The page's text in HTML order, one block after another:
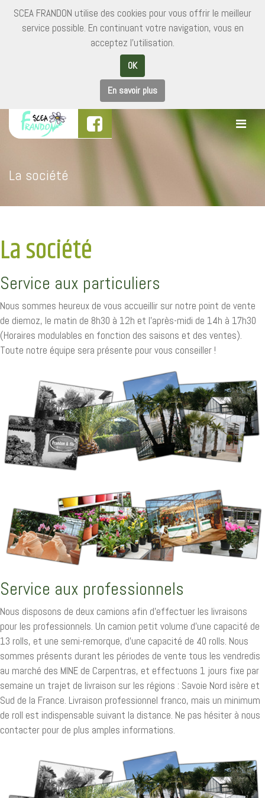
SCEA FRANDON utilise des cookies pour vous offrir le meilleur
service possible. En continuant votre navigation, vous en
acceptez l'utilisation.
OK
En savoir plus
La société
La société
Service aux particuliers
Nous sommes heureux de vous accueillir sur notre point de vente
de diemoz, le matin de 8h30 à 12h et l'après-midi de 14h à 17h30
(Horaires modulables en fonction des saisons et des ventes).
Toute notre équipe sera présente pour vous conseiller !
Service aux professionnels
Nous disposons de deux camions afin d'effectuer les livraisons
pour les professionnels. Un camion petit volume d'une capacité de
13 rolls, et une semi-remorque, d'une capacité de 40 rolls. Nous
sommes présents durant les périodes de vente tous les vendredis
au marché des MINE de Carpentras, et effectuons 1 jours fixe par
semaine un trajet de livraison sur les régions : Savoie Nord isère et
Sud de la France. Livraison professionnel franco, mais un minimum
de roll est indispensable suivant la distance. Ne pas hésiter à nous
contacter pour de plus amples informations.